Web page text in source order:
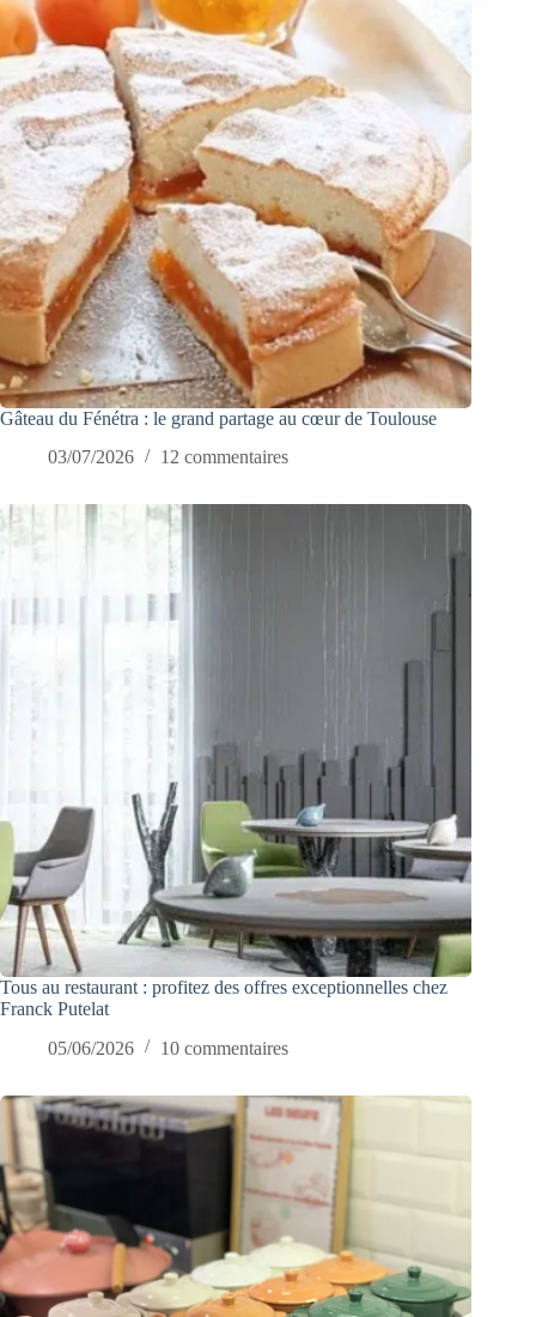
Gâteau du Fénétra : le grand partage au cœur de Toulouse
03/07/2026
12 commentaires
Tous au restaurant : profitez des offres exceptionnelles chez
Franck Putelat
05/06/2026
10 commentaires